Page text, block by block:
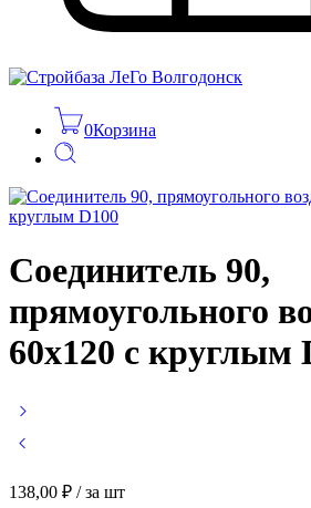
0Корзина
Соединитель 90,
прямоугольного
60х120 с круглым
138,00 ₽ / за шт